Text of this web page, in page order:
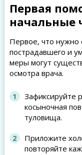
Первая
начальные
Первое, что нужно
пострадавшего и
меры могут
осмотра врача.
Зафиксируйте
косыночная
туловища.
Приложите
повторяйте